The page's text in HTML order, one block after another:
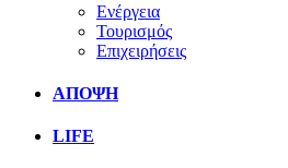
Ενέργεια
Τουρισμός
Επιχειρήσεις
ΑΠΟΨΗ
LIFE